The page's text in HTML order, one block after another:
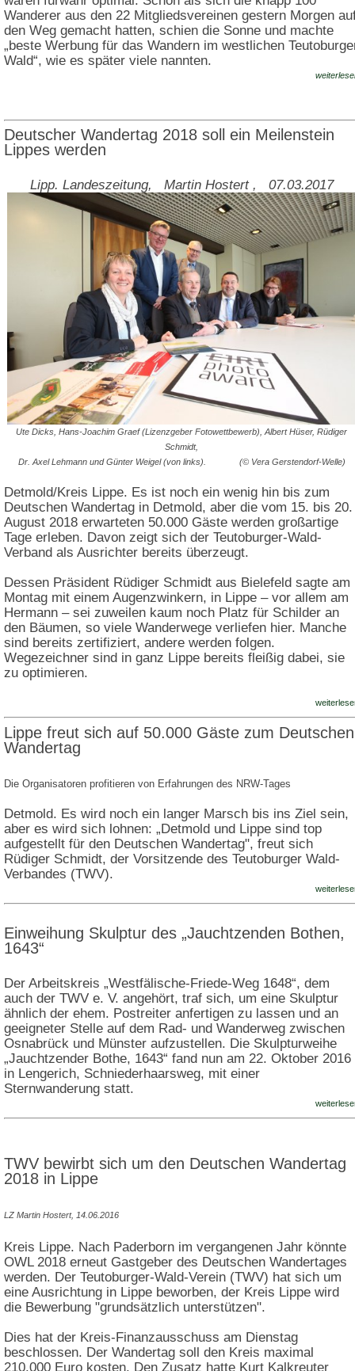
Wanderer aus den 22 Mitgliedsvereinen gestern Morgen
den Weg gemacht hatten, schien die Sonne und machte
„beste Werbung für das Wandern im westlichen
Wald“, wie es später viele nannten.
Deutscher Wandertag 2018 soll ein Meilenstein
Lippes werden
Lipp. Landeszeitung, Martin Hostert , 07.03.2017
Ute Dicks, Hans-Joachim Graef (Lizenzgeber Fotowettbewerb), Albert Hüser, Rüdiger
Schmidt,
Dr. Axel Lehmann und Günter Weigel (von links). (© Vera Gerstendorf-Welle)
Detmold/Kreis Lippe. Es ist noch ein wenig hin bis zum
Deutschen Wandertag in Detmold, aber die vom 15. bis 20.
August 2018 erwarteten 50.000 Gäste werden großartige
Tage erleben. Davon zeigt sich der Teutoburger-Wald-
Verband als Ausrichter bereits überzeugt.
Dessen Präsident Rüdiger Schmidt aus Bielefeld sagte am
Montag mit einem Augenzwinkern, in Lippe – vor allem am
Hermann – sei zuweilen kaum noch Platz für Schilder an
den Bäumen, so viele Wanderwege verliefen hier. Manche
sind bereits zertifiziert, andere werden folgen.
Wegezeichner sind in ganz Lippe bereits fleißig dabei, sie
zu optimieren.
Lippe freut sich auf 50.000 Gäste zum Deutschen
Wandertag
Die Organisatoren profitieren von Erfahrungen des NRW-Tages
Detmold. Es wird noch ein langer Marsch bis ins Ziel sein,
aber es wird sich lohnen: „Detmold und Lippe sind top
aufgestellt für den Deutschen Wandertag", freut sich
Rüdiger Schmidt, der Vorsitzende des Teutoburger Wald-
Verbandes (TWV).
Einweihung Skulptur des „Jauchtzenden Bothen,
1643“
Der Arbeitskreis „Westfälische-Friede-Weg 1648“, dem
auch der TWV e. V. angehört, traf sich, um eine Skulptur
ähnlich der ehem. Postreiter anfertigen zu lassen und an
geeigneter Stelle auf dem Rad- und Wanderweg zwischen
Osnabrück und Münster aufzustellen. Die Skulpturweihe
„Jauchtzender Bothe, 1643“ fand nun am 22. Oktober 2016
in Lengerich, Schniederhaarsweg, mit einer
Sternwanderung statt.
TWV bewirbt sich um den Deutschen Wandertag
2018 in Lippe
LZ Martin Hostert, 14.06.2016
Kreis Lippe. Nach Paderborn im vergangenen Jahr könnte
OWL 2018 erneut Gastgeber des Deutschen Wandertages
werden. Der Teutoburger-Wald-Verein (TWV) hat sich um
eine Ausrichtung in Lippe beworben, der Kreis Lippe wird
die Bewerbung "grundsätzlich unterstützen".
Dies hat der Kreis-Finanzausschuss am Dienstag
beschlossen. Der Wandertag soll den Kreis maximal
210.000 Euro kosten. Den Zusatz hatte Kurt Kalkreuter